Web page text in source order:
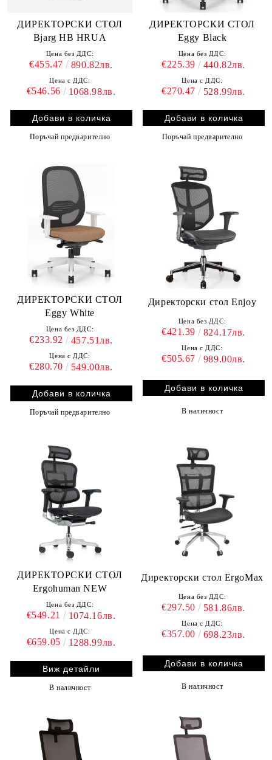
ДИРЕКТОРСКИ СТОЛ
Bjarg HB HRUA
Цена без ДДС:
€455.47 890.82лв.
Цена с ДДС:
€546.56 1068.98лв.
Поръчай предварително
ДИРЕКТОРСКИ СТОЛ
Eggy Black
Цена без ДДС:
€225.39 440.82лв.
Цена с ДДС:
€270.47 528.99лв.
Поръчай предварително
ДИРЕКТОРСКИ СТОЛ
Eggy White
Цена без ДДС:
€233.92 457.51лв.
Цена с ДДС:
€280.70 549.00лв.
Поръчай предварително
Директорски стол Enjoy
Цена без ДДС:
€421.39 824.17лв.
Цена с ДДС:
€505.67 989.00лв.
В наличност
ДИРЕКТОРСКИ СТОЛ
Ergohuman NEW
Цена без ДДС:
€549.21 1074.16лв.
Цена с ДДС:
€659.05 1288.99лв.
Виж детайли
В наличност
Директорски стол ErgoMax
Цена без ДДС:
€297.50 581.86лв.
Цена с ДДС:
€357.00 698.23лв.
В наличност